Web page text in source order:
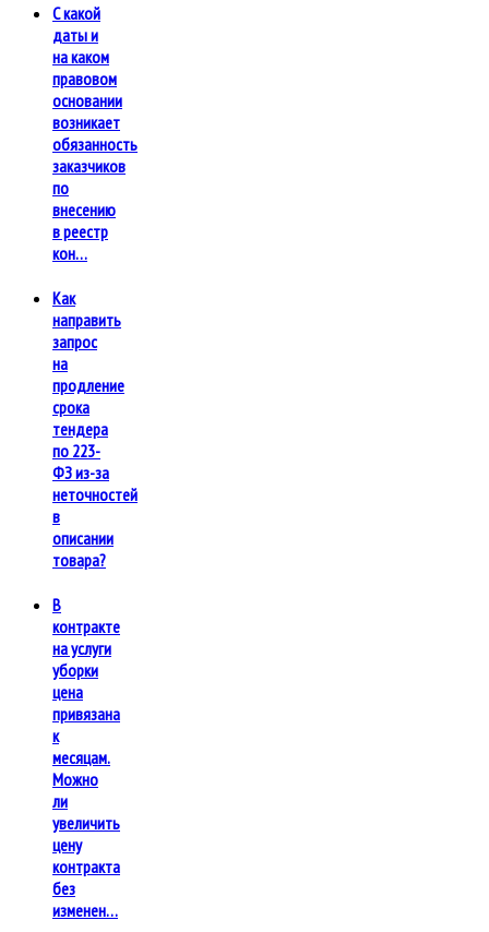
С какой
даты и
на каком
правовом
основании
возникает
обязанность
заказчиков
по
внесению
в реестр
кон…
Как
направить
запрос
на
продление
срока
тендера
по 223-
ФЗ из-за
неточностей
в
описании
товара?
В
контракте
на услуги
уборки
цена
привязана
к
месяцам.
Можно
ли
увеличить
цену
контракта
без
изменен…